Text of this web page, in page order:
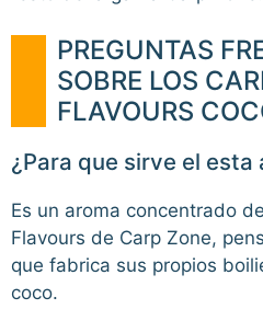
PREGUNTAS
SOBRE LOS
FLAVOURS
¿Para que sirve el esta
Es un aroma concentrado
Flavours de Carp Zone,
que fabrica sus propios
coco.